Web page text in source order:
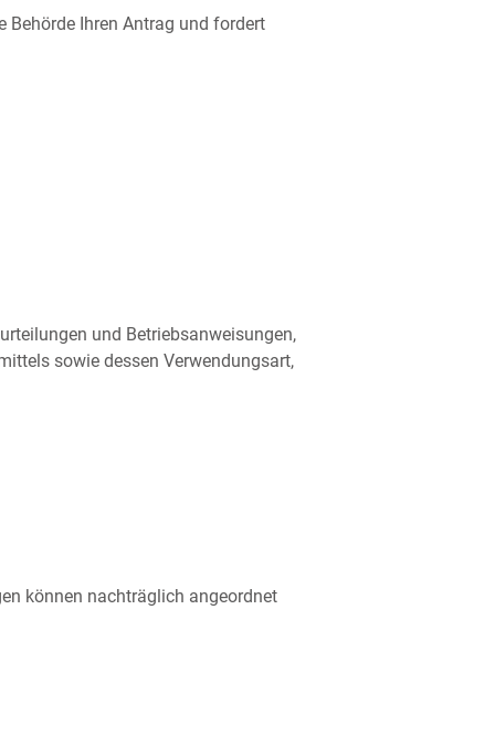
Ihren Antrag und fordert
und Betriebsanweisungen,
sowie dessen Verwendungsart,
können nachträglich angeordnet